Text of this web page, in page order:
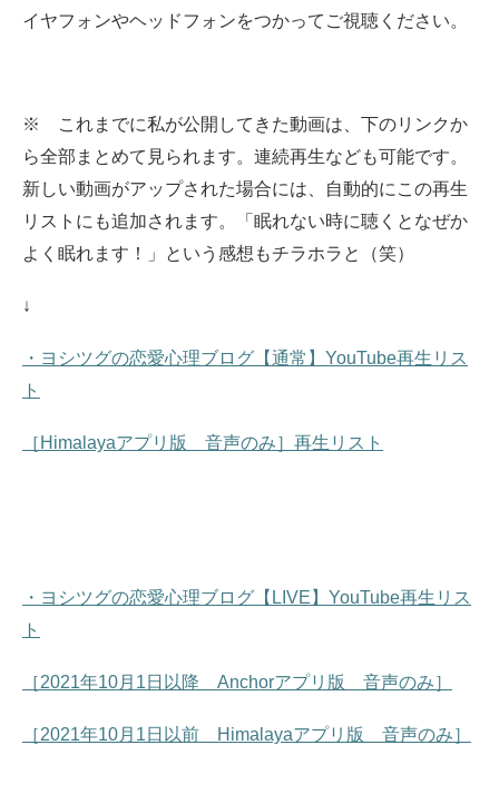
イヤフォンやヘッドフォンをつかってご視聴ください。
※ これまでに私が公開してきた動画は、下のリンクか
ら全部まとめて見られます。 連続再生なども可能です。
新しい動画がアップされた場合には、自動的にこの再生
リストにも追加されます。
「眠れない時に聴くとなぜか
よく眠れます！」という感想もチラホラと（笑）
↓
・ヨシツグの恋愛心理ブログ【通常】YouTube再生リス
ト
［Himalayaアプリ版 音声のみ］再生リスト
・ヨシツグの恋愛心理ブログ【LIVE】YouTube再生リス
ト
［2021年10月1日以降 Anchorアプリ版 音声のみ］
［2021年10月1日以前 Himalayaアプリ版 音声のみ］